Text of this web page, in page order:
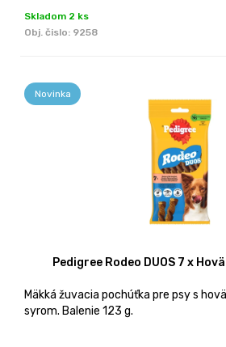
Skladom 2 ks
Obj. čislo: 9258
Novinka
Pedigree Rodeo DUOS 7 x
Mäkká žuvacia pochúťka pre psy s
syrom. Balenie 123 g.